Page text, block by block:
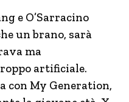
e O’Sarracino
un brano, sarà
ma
artificiale.
con My Generation,